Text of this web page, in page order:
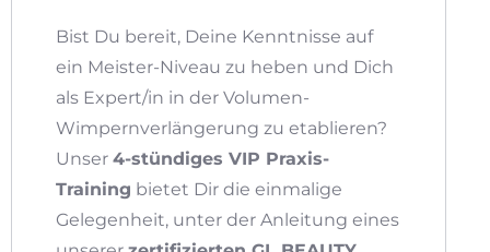
Bist Du bereit, Deine Kenntnisse auf
ein Meister-Niveau zu heben und Dich
als Expert/in in der Volumen-
Wimpernverlängerung zu etablieren?
Unser 4-stündiges VIP Praxis-
Training bietet Dir die einmalige
Gelegenheit, unter der Anleitung eines